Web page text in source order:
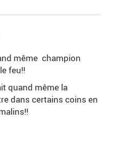
même champion
feu!!
quand même la
dans certains coins en